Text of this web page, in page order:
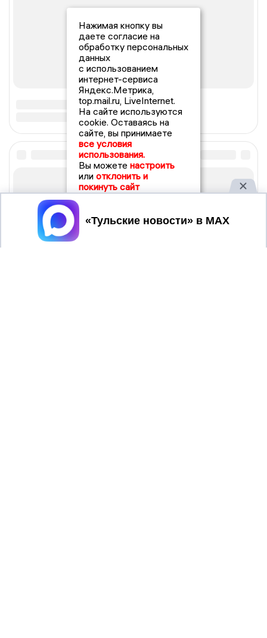
Нажимая кнопку вы
даете согласие на
обработку персональных
данных
с использованием
интернет-сервиса
Яндекс.Метрика,
top.mail.ru, LiveInternet.
На сайте используются
cookie. Оставаясь на
сайте, вы принимаете
все условия
использования.
Вы можете настроить
или отклонить и
покинуть сайт
Принять